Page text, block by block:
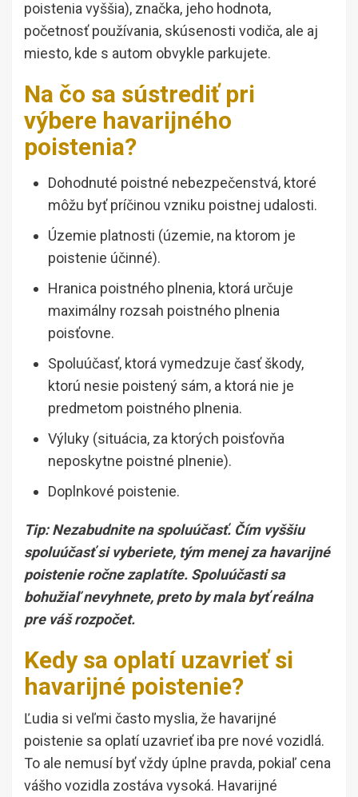
poistenia vyššia), značka, jeho hodnota,
početnosť používania, skúsenosti vodiča, ale aj
miesto, kde s autom obvykle parkujete.
Na čo sa sústrediť pri
výbere havarijného
poistenia?
Dohodnuté poistné nebezpečenstvá, ktoré
môžu byť príčinou vzniku poistnej udalosti.
Územie platnosti (územie, na ktorom je
poistenie účinné).
Hranica poistného plnenia, ktorá určuje
maximálny rozsah poistného plnenia
poisťovne.
Spoluúčasť, ktorá vymedzuje časť škody,
ktorú nesie poistený sám, a ktorá nie je
predmetom poistného plnenia.
Výluky (situácia, za ktorých poisťovňa
neposkytne poistné plnenie).
Doplnkové poistenie.
Tip: Nezabudnite na spoluúčasť. Čím vyššiu
spoluúčasť si vyberiete, tým menej za havarijné
poistenie ročne zaplatíte. Spoluúčasti sa
bohužiaľ nevyhnete, preto by mala byť reálna
pre váš rozpočet.
Kedy sa oplatí uzavrieť si
havarijné poistenie?
Ľudia si veľmi často myslia, že havarijné
poistenie sa oplatí uzavrieť iba pre nové vozidlá.
To ale nemusí byť vždy úplne pravda, pokiaľ cena
vášho vozidla zostáva vysoká. Havarijné